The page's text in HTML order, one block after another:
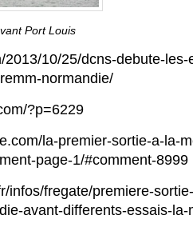
Port Louis
2013/10/25/dcns-debute-
normandie/
?p=6229
la-premier-sortie-a-la-
page-1/#comment-8999
infos/fregate/premiere-
avant-differents-essais-la-